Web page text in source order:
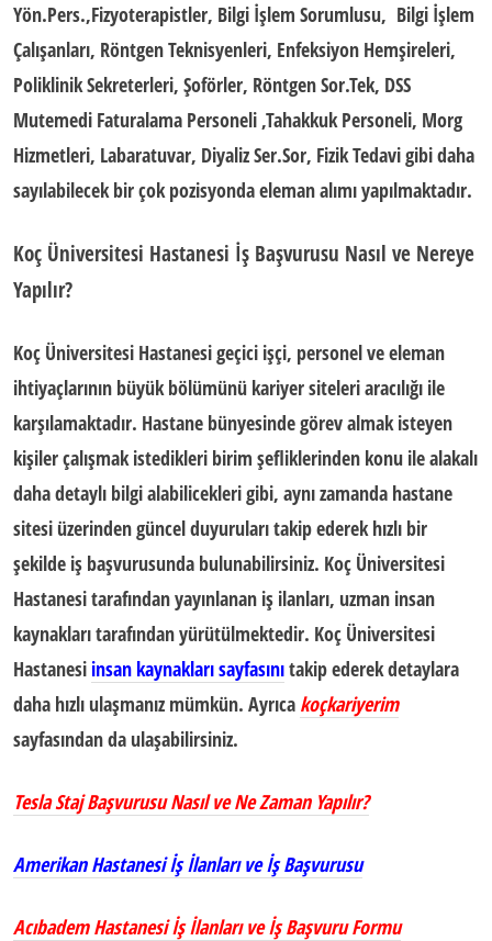
Yön.Pers.,Fizyoterapistler, Bilgi İşlem Sorumlusu, Bilgi İşlem
Çalışanları, Röntgen Teknisyenleri, Enfeksiyon Hemşireleri,
Poliklinik Sekreterleri, Şoförler, Röntgen Sor.Tek, DSS
Mutemedi Faturalama Personeli ,Tahakkuk Personeli, Morg
Hizmetleri, Labaratuvar, Diyaliz Ser.Sor, Fizik Tedavi gibi daha
sayılabilecek bir çok pozisyonda eleman alımı yapılmaktadır.
Koç Üniversitesi Hastanesi İş Başvurusu Nasıl ve Nereye
Yapılır?
Koç Üniversitesi Hastanesigeçici işçi, personel ve eleman
ihtiyaçlarının büyük bölümünü kariyer siteleri aracılığı ile
karşılamaktadır. Hastane bünyesinde görev almak isteyen
kişiler çalışmak istedikleri birim şefliklerinden konu ile alakalı
daha detaylı bilgi alabilicekleri gibi, aynı zamanda hastane
sitesi üzerinden güncel duyuruları takip ederek hızlı bir
şekilde iş başvurusunda bulunabilirsiniz. Koç Üniversitesi
Hastanesi tarafından yayınlanan iş ilanları, uzman insan
kaynakları tarafından yürütülmektedir. Koç Üniversitesi
Hastanesi insan kaynakları sayfasınıtakip ederek detaylara
daha hızlı ulaşmanız mümkün. Ayrıca koçkariyerim
sayfasından da ulaşabilirsiniz.
Tesla Staj Başvurusu Nasıl ve Ne Zaman Yapılır?
Amerikan Hastanesi İş İlanları ve İş Başvurusu
Acıbadem Hastanesi İş İlanları ve İş Başvuru Formu